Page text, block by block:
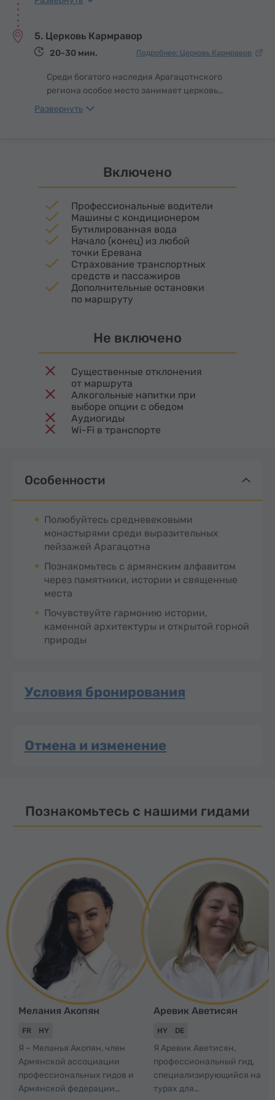
погребение создателя армянского алфавита
Месропа Маштоца.
5. Церковь Кармравор
20-30 мин. Подробнее: Церковь Кармравор
Среди богатого наследия Арагацотнского
региона особое место занимает церковь
Кармравор – маленькая, но удивительно
часовней одного из знатных княжеских родов,
что придает ему особую камерность и
интимность.
Развернуть
Включено
Профессиональные водители
Машины с кондиционером
Бутилированная вода
Начало (конец) из любой
точки Еревана
Страхование транспортных
средств и пассажиров
Дополнительные остановки
по маршруту
Не включено
Существенные отклонения
от маршрута
Алкогольные напитки при
выборе опции с обедом
Аудиогиды
Wi-Fi в транспорте
Особенности
Полюбуйтесь средневековыми
монастырями среди выразительных
пейзажей Арагацотна
Познакомьтесь с армянским алфавитом
через памятники, истории и священные
места
Почувствуйте гармонию истории,
каменной архитектуры и открытой горной
природы
Условия бронирования
Отмена и изменение
Познакомьтесь с нашими гидами
Мелания Акопян
FR HY
Я – Меланья Акопян, член
Армянской ассоциации
профессиональных гидов и
Армянской федерации
Аревик Аветисян
HY DE
Я Аревик Аветисян,
профессиональный гид,
специализирующийся на
турах для